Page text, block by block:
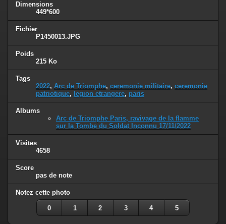
Dimensions
449*600
Fichier
P1450013.JPG
Poids
215 Ko
Tags
2022, Arc de Triomphe, ceremonie militaire, ceremonie
patriotique, legion etrangere, paris
Albums
Arc de Triomphe Paris, ravivage de la flamme
sur la Tombe du Soldat Inconnu 17/11/2022
Visites
4658
Score
pas de note
Notez cette photo
0 1 2 3 4 5